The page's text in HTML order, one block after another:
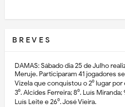
B R E V E S
DAMAS: Sábado dia 25 de Julho
Meruje. Participaram 41 jogadores
Vizela que conquistou o 2⁰ lugar
3⁰. Alcides Ferreira; 8⁰. Luís Miranda;
Luís Leite e 26⁰. José Vieira.